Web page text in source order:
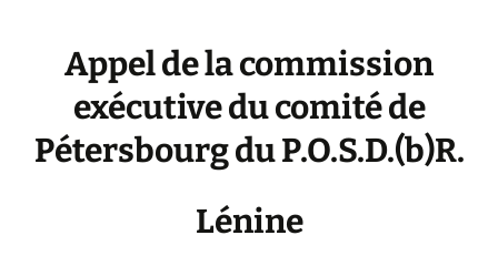
Appel de la commission
exécutive du comité de
Pétersbourg du P.O.S.D.(b)R.
Lénine